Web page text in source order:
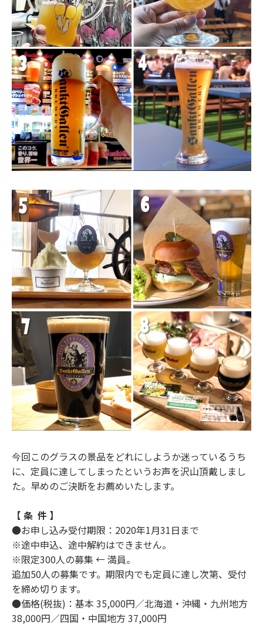
今回このグラスの景品をどれにしようか迷っているうち
に、定員に達してしまったというお声を沢山頂戴しまし
た。早めのご決断をお薦めいたします。
【 条 件 】
●お申し込み受付期限：2020年1月31日まで
※途中申込、途中解約はできません。
※限定300人の募集 ← 満員。
追加50人の募集です。期限内でも定員に達し次第、受付
を締め切ります。
●価格(税抜)：基本 35,000円／北海道・沖縄・九州地方
38,000円／四国・中国地方 37,000円